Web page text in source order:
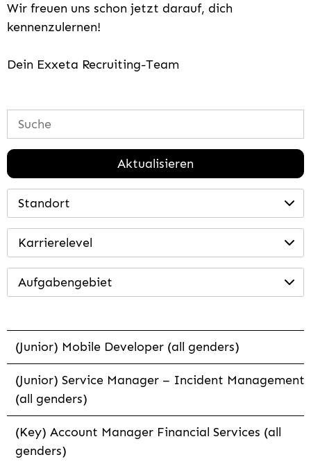
Wir freuen uns schon jetzt darauf, dich
kennenzulernen!
Dein Exxeta Recruiting-Team
Aktualisieren
Standort
Karrierelevel
Aufgabengebiet
(Junior) Mobile Developer (all genders)
(Junior) Service Manager – Incident Management
(all genders)
(Key) Account Manager Financial Services (all
genders)